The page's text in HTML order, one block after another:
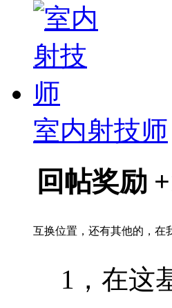
室内射技师
回帖奖励
互换位置，还有其他的，在
1，在这